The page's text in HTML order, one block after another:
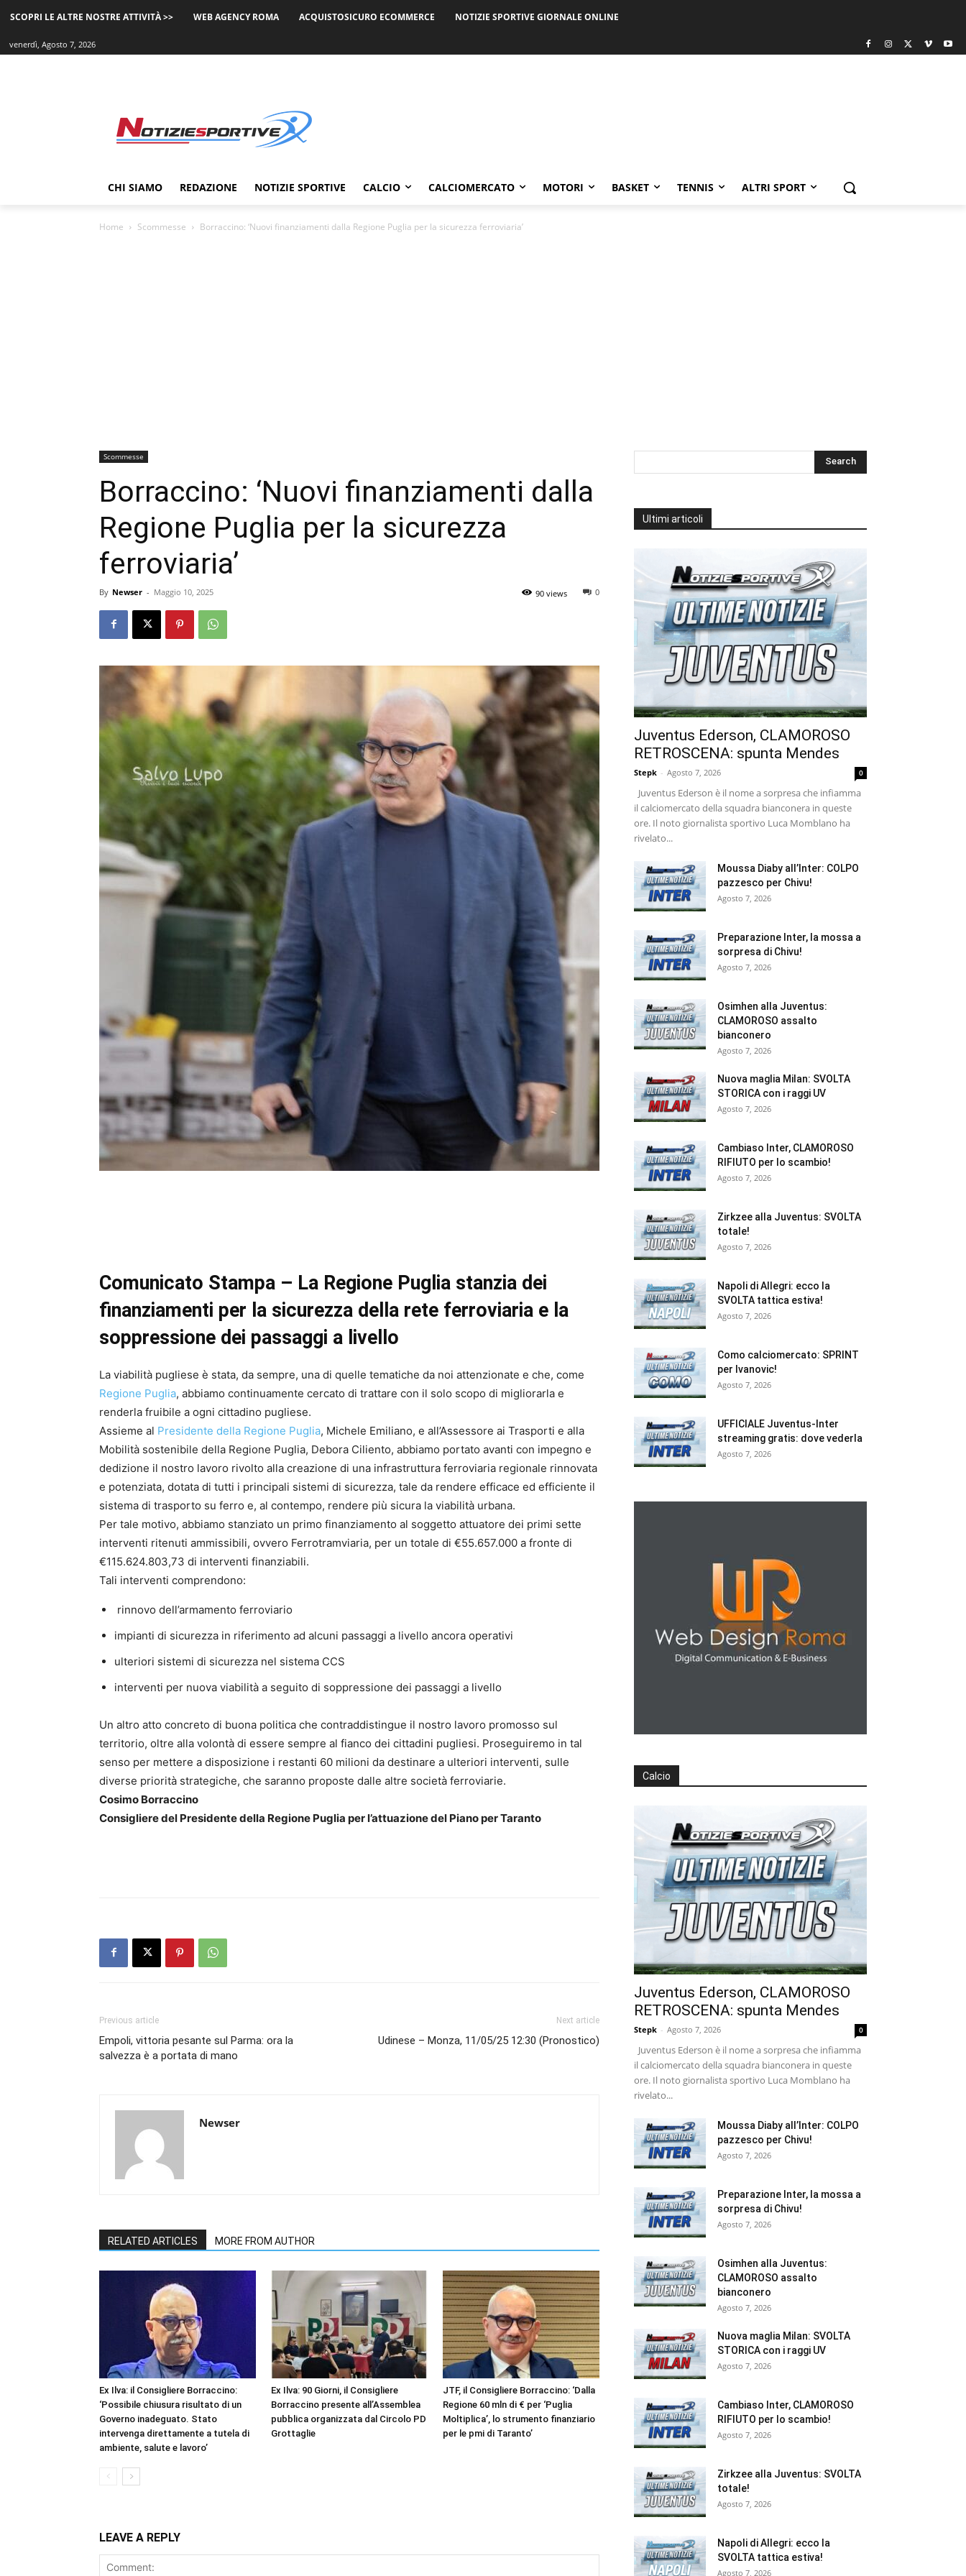
SCOPRI LE ALTRE NOSTRE ATTIVITÀ >> WEB AGENCY ROMA ACQUISTOSICURO ECOMMERCE NOTIZIE SPORTIVE GIORNALE ONLINE
venerdì, Agosto 7, 2026
CHI SIAMO REDAZIONE NOTIZIE SPORTIVE CALCIO CALCIOMERCATO MOTORI BASKET TENNIS ALTRI SPORT
Home Scommesse Borraccino: ‘Nuovi finanziamenti dalla Regione Puglia per la sicurezza ferroviaria’
Scommesse
Borraccino: ‘Nuovi finanziamenti dalla
Regione Puglia per la sicurezza
ferroviaria’
By Newser - Maggio 10, 2025 0
90 views
Comunicato Stampa – La Regione Puglia stanzia dei
finanziamenti per la sicurezza della rete ferroviaria e la
soppressione dei passaggi a livello
La viabilità pugliese è stata, da sempre, una di quelle tematiche da noi attenzionate e che, come
Regione Puglia, abbiamo continuamente cercato di trattare con il solo scopo di migliorarla e
renderla fruibile a ogni cittadino pugliese.
Assieme al Presidente della Regione Puglia, Michele Emiliano, e all’Assessore ai Trasporti e alla
Mobilità sostenibile della Regione Puglia, Debora Ciliento, abbiamo portato avanti con impegno e
dedizione il nostro lavoro rivolto alla creazione di una infrastruttura ferroviaria regionale rinnovata
e potenziata, dotata di tutti i principali sistemi di sicurezza, tale da rendere efficace ed efficiente il
sistema di trasporto su ferro e, al contempo, rendere più sicura la viabilità urbana.
Per tale motivo, abbiamo stanziato un primo finanziamento al soggetto attuatore dei primi sette
interventi ritenuti ammissibili, ovvero Ferrotramviaria, per un totale di €55.657.000 a fronte di
€115.624.803,73 di interventi finanziabili.
Tali interventi comprendono:
rinnovo dell’armamento ferroviario
impianti di sicurezza in riferimento ad alcuni passaggi a livello ancora operativi
ulteriori sistemi di sicurezza nel sistema CCS
interventi per nuova viabilità a seguito di soppressione dei passaggi a livello
Un altro atto concreto di buona politica che contraddistingue il nostro lavoro promosso sul
territorio, oltre alla volontà di essere sempre al fianco dei cittadini pugliesi. Proseguiremo in tal
senso per mettere a disposizione i restanti 60 milioni da destinare a ulteriori interventi, sulle
diverse priorità strategiche, che saranno proposte dalle altre società ferroviarie.
Cosimo Borraccino
Consigliere del Presidente della Regione Puglia per l’attuazione del Piano per Taranto
Previous article
Empoli, vittoria pesante sul Parma: ora la
salvezza è a portata di mano
Next article
Udinese – Monza, 11/05/25 12:30 (Pronostico)
Newser
RELATED ARTICLES MORE FROM AUTHOR
Ex Ilva: il Consigliere Borraccino:
‘Possibile chiusura risultato di un
Governo inadeguato. Stato
intervenga direttamente a tutela di
ambiente, salute e lavoro’
Ex Ilva: 90 Giorni, il Consigliere
Borraccino presente all’Assemblea
pubblica organizzata dal Circolo PD
Grottaglie
JTF, il Consigliere Borraccino: ‘Dalla
Regione 60 mln di € per ‘Puglia
Moltiplica’, lo strumento finanziario
per le pmi di Taranto’
LEAVE A REPLY
Ultimi articoli
Juventus Ederson, CLAMOROSO
RETROSCENA: spunta Mendes
Stepk - Agosto 7, 2026 0
Juventus Ederson è il nome a sorpresa che infiamma
il calciomercato della squadra bianconera in queste
ore. Il noto giornalista sportivo Luca Momblano ha
rivelato...
Moussa Diaby all’Inter: COLPO
pazzesco per Chivu!
Agosto 7, 2026
Preparazione Inter, la mossa a
sorpresa di Chivu!
Agosto 7, 2026
Osimhen alla Juventus:
CLAMOROSO assalto
bianconero
Agosto 7, 2026
Nuova maglia Milan: SVOLTA
STORICA con i raggi UV
Agosto 7, 2026
Cambiaso Inter, CLAMOROSO
RIFIUTO per lo scambio!
Agosto 7, 2026
Zirkzee alla Juventus: SVOLTA
totale!
Agosto 7, 2026
Napoli di Allegri: ecco la
SVOLTA tattica estiva!
Agosto 7, 2026
Como calciomercato: SPRINT
per Ivanovic!
Agosto 7, 2026
UFFICIALE Juventus-Inter
streaming gratis: dove vederla
Agosto 7, 2026
Calcio
Juventus Ederson, CLAMOROSO
RETROSCENA: spunta Mendes
Stepk - Agosto 7, 2026 0
Juventus Ederson è il nome a sorpresa che infiamma
il calciomercato della squadra bianconera in queste
ore. Il noto giornalista sportivo Luca Momblano ha
rivelato...
Moussa Diaby all’Inter: COLPO
pazzesco per Chivu!
Agosto 7, 2026
Preparazione Inter, la mossa a
sorpresa di Chivu!
Agosto 7, 2026
Osimhen alla Juventus:
CLAMOROSO assalto
bianconero
Agosto 7, 2026
Nuova maglia Milan: SVOLTA
STORICA con i raggi UV
Agosto 7, 2026
Cambiaso Inter, CLAMOROSO
RIFIUTO per lo scambio!
Agosto 7, 2026
Zirkzee alla Juventus: SVOLTA
totale!
Agosto 7, 2026
Napoli di Allegri: ecco la
SVOLTA tattica estiva!
Agosto 7, 2026